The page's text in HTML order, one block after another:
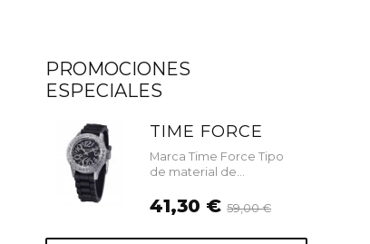
PROMOCIONES
ESPECIALES
TIME FORCE
Marca Time Force Tipo
de material de...
41,30 €59,00 €